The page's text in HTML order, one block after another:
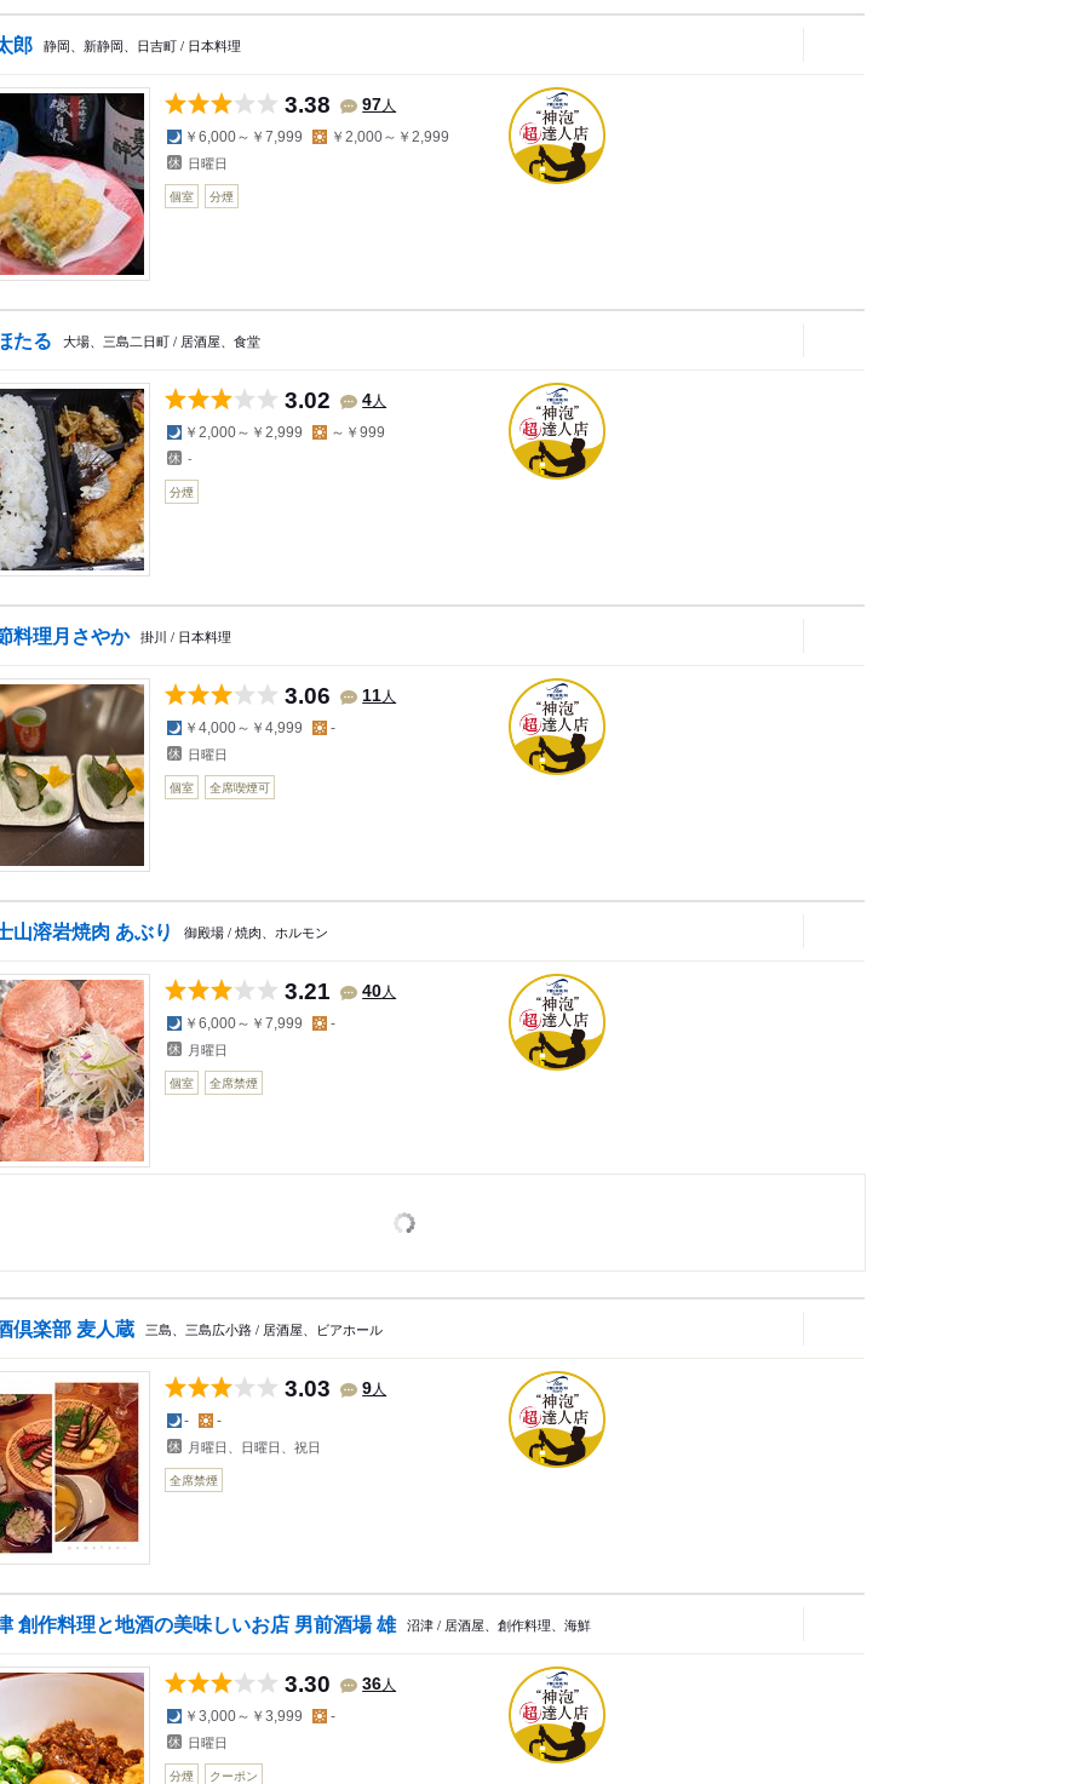
郎 静岡、新静岡、日吉町 / 日本料理
3.38 97人
夜の予算
￥6,000～￥7,999 昼の予算
￥2,000～￥2,999
日曜日
個室 分煙
たる 大場、三島二日町 / 居酒屋、食堂
3.02 4人
夜の予算
￥2,000～￥2,999 昼の予算
～￥999
-
分煙
料理月さやか 掛川 / 日本料理
3.06 11人
夜の予算
￥4,000～￥4,999 昼の予算
-
日曜日
個室 全席喫煙可
山溶岩焼肉 あぶり 御殿場 / 焼肉、ホルモン
3.21 40人
夜の予算
￥6,000～￥7,999 昼の予算
-
月曜日
個室 全席禁煙
倶楽部 麦人蔵 三島、三島広小路 / 居酒屋、ビアホール
3.03 9人
夜の予算
- 昼の予算
-
月曜日、日曜日、祝日
全席禁煙
創作料理と地酒の美味しいお店 男前酒場 雄 沼津 / 居酒屋、創作料理、海鮮
3.30 36人
夜の予算
￥3,000～￥3,999 昼の予算
-
日曜日
分煙 クーポン